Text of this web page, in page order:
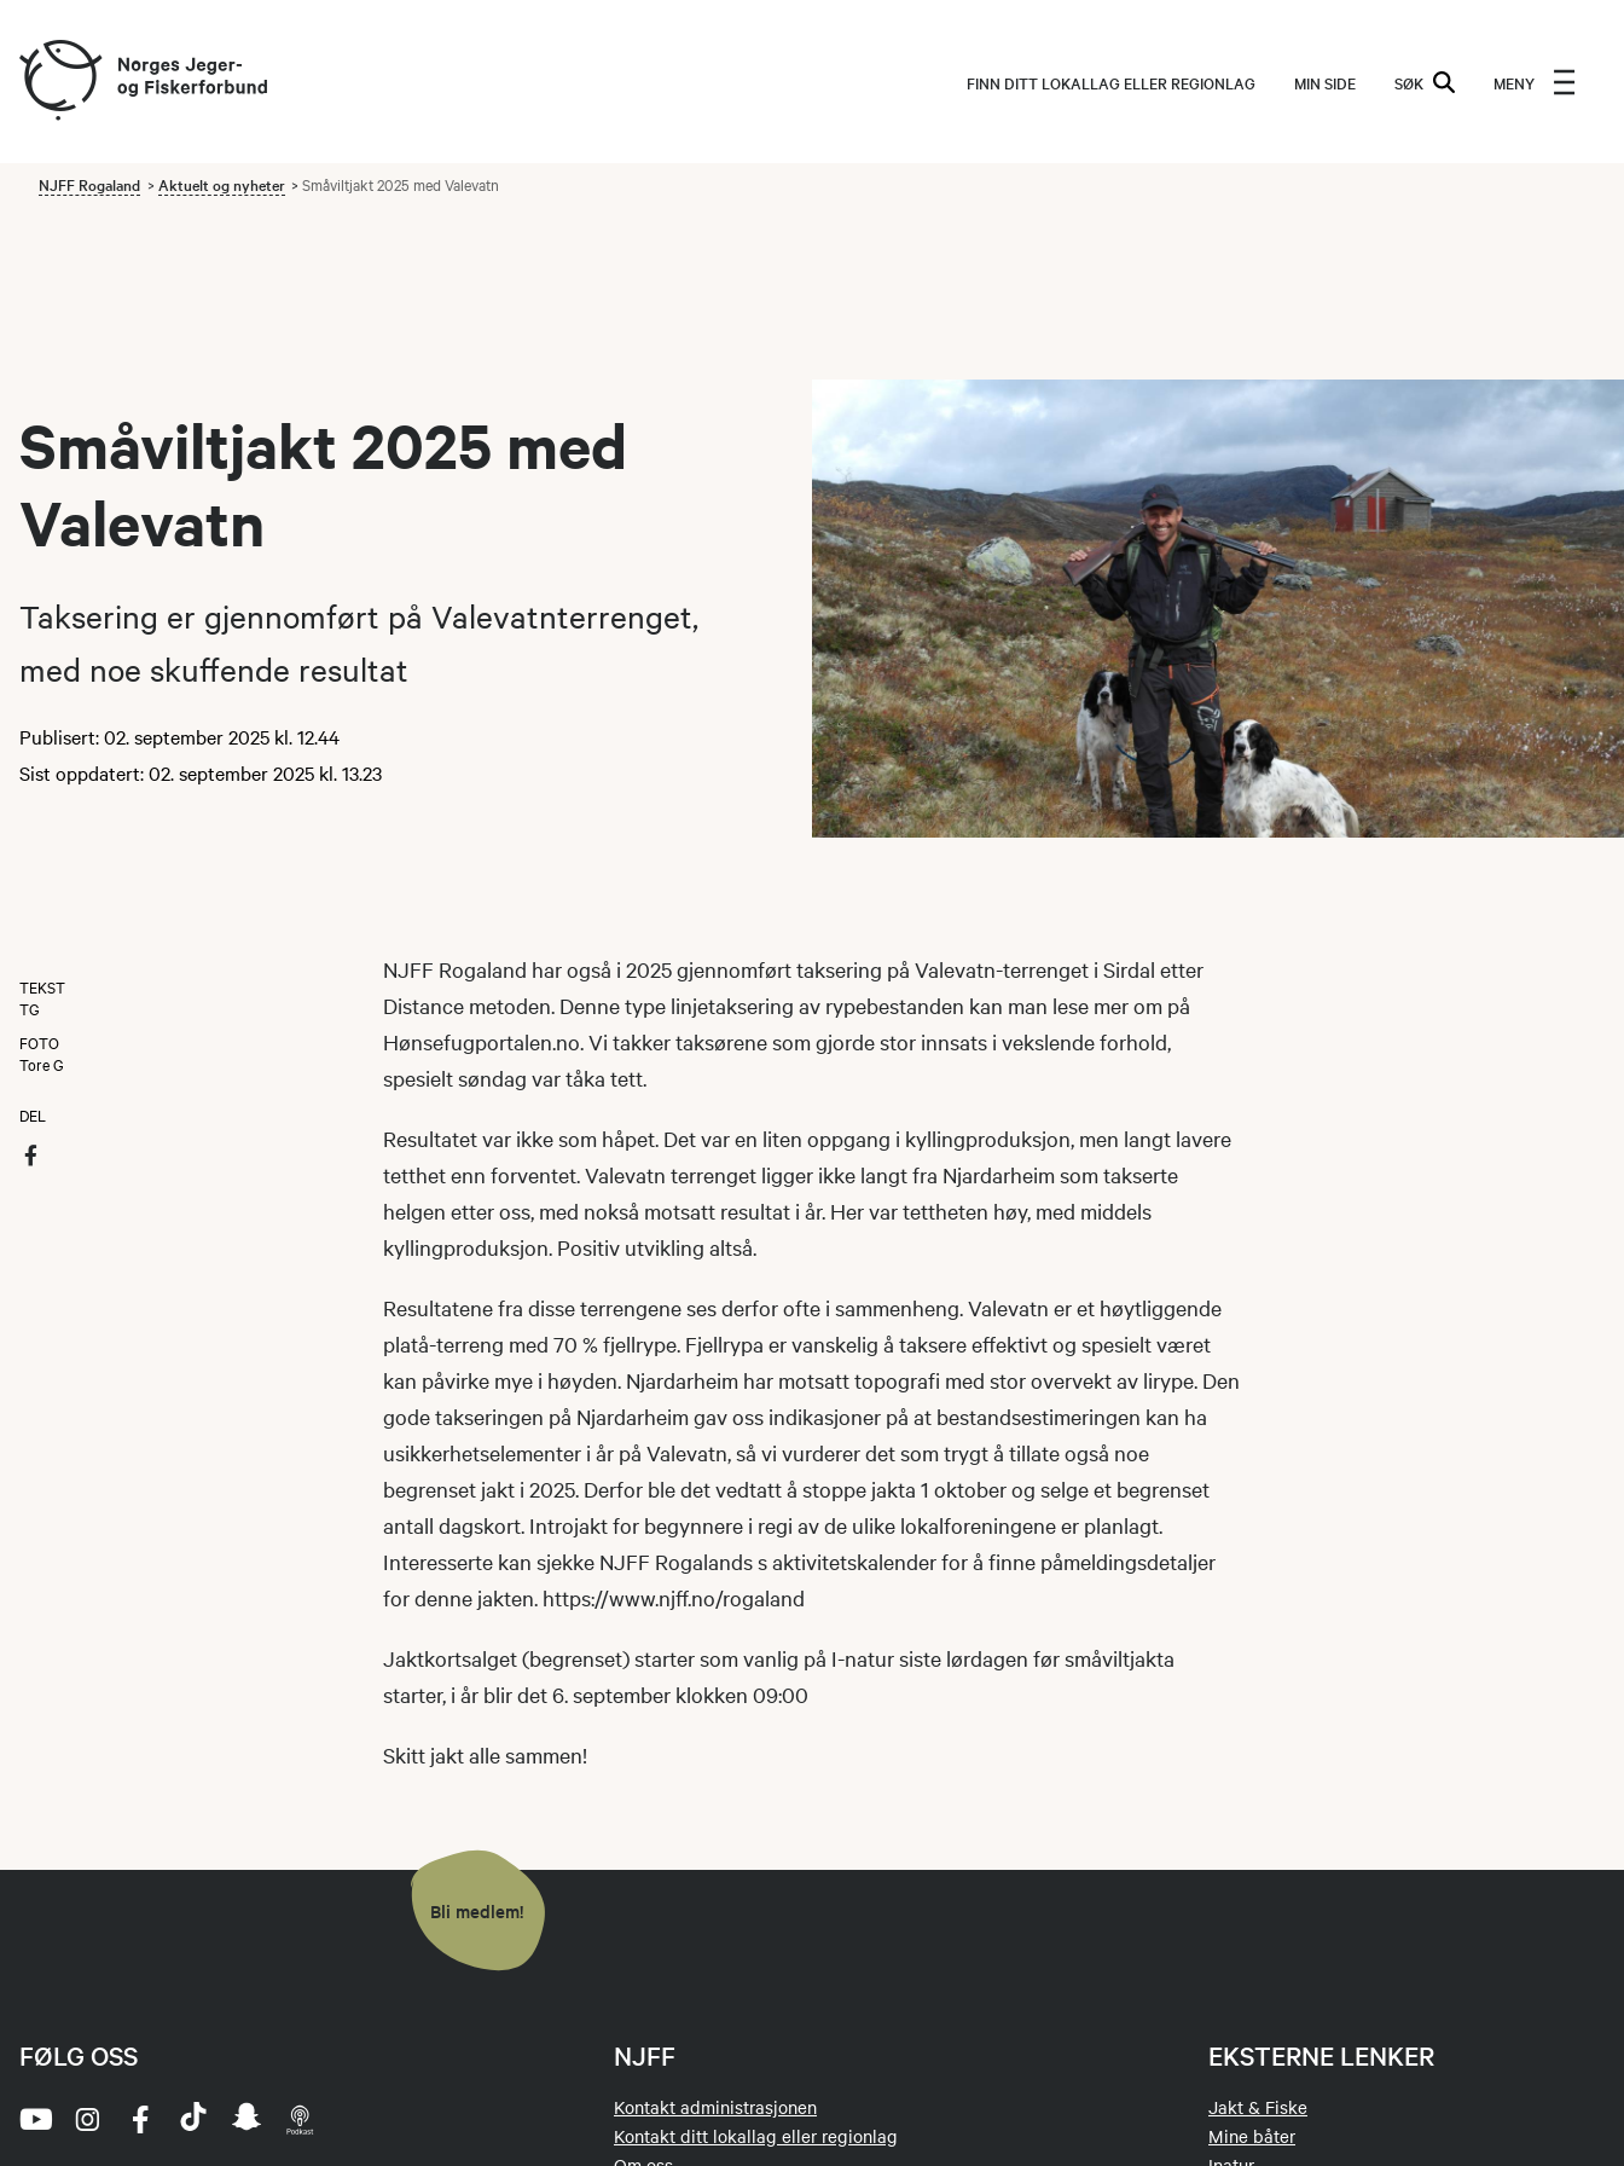
FINN DITT LOKALLAG ELLER REGIONLAG MIN SIDE SØK MENY
NJFF Rogaland Aktuelt og nyheter Småviltjakt 2025 med Valevatn
Småviltjakt 2025 med
Valevatn
Taksering er gjennomført på Valevatnterrenget,
med noe skuffende resultat
Publisert: 02. september 2025 kl. 12.44
Sist oppdatert: 02. september 2025 kl. 13.23
TEKST
TG
FOTO
Tore G
DEL
NJFF Rogaland har også i 2025 gjennomført taksering på Valevatn-terrenget i Sirdal etter
Distance metoden. Denne type linjetaksering av rypebestanden kan man lese mer om på
Hønsefugportalen.no. Vi takker taksørene som gjorde stor innsats i vekslende forhold,
spesielt søndag var tåka tett.
Resultatet var ikke som håpet. Det var en liten oppgang i kyllingproduksjon, men langt lavere
tetthet enn forventet. Valevatn terrenget ligger ikke langt fra Njardarheim som takserte
helgen etter oss, med nokså motsatt resultat i år. Her var tettheten høy, med middels
kyllingproduksjon. Positiv utvikling altså.
Resultatene fra disse terrengene ses derfor ofte i sammenheng. Valevatn er et høytliggende
platå-terreng med 70 % fjellrype. Fjellrypa er vanskelig å taksere effektivt og spesielt været
kan påvirke mye i høyden. Njardarheim har motsatt topografi med stor overvekt av lirype. Den
gode takseringen på Njardarheim gav oss indikasjoner på at bestandsestimeringen kan ha
usikkerhetselementer i år på Valevatn, så vi vurderer det som trygt å tillate også noe
begrenset jakt i 2025. Derfor ble det vedtatt å stoppe jakta 1 oktober og selge et begrenset
antall dagskort. Introjakt for begynnere i regi av de ulike lokalforeningene er planlagt.
Interesserte kan sjekke NJFF Rogalands s aktivitetskalender for å finne påmeldingsdetaljer
for denne jakten. https://www.njff.no/rogaland
Jaktkortsalget (begrenset) starter som vanlig på I-natur siste lørdagen før småviltjakta
starter, i år blir det 6. september klokken 09:00
Skitt jakt alle sammen!
Bli medlem!
NJFF
Kontakt administrasjonen
Kontakt ditt lokallag eller regionlag
EKSTERNE LENKER
Jakt & Fiske
Mine båter
FØLG OSS